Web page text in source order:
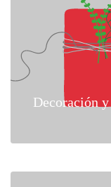
Decoración